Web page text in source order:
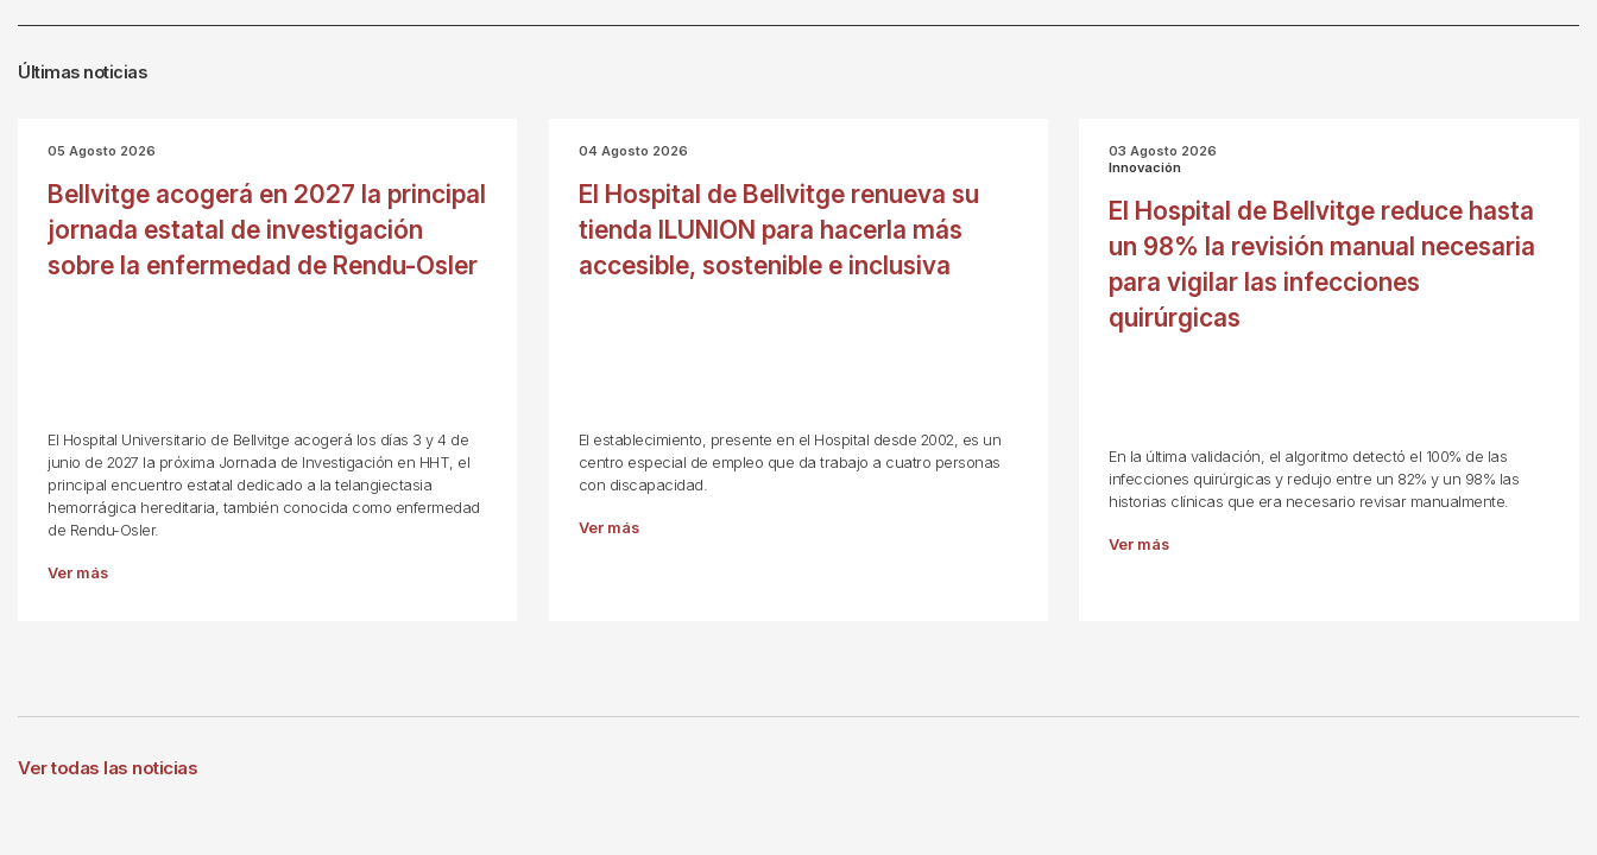
Últimas noticias
05 Agosto 2026
Bellvitge acogerá en 2027 la principal
jornada estatal de investigación
sobre la enfermedad de Rendu-Osler
El Hospital Universitario de Bellvitge acogerá los días 3 y 4 de
junio de 2027 la próxima Jornada de Investigación en HHT, el
principal encuentro estatal dedicado a la telangiectasia
hemorrágica hereditaria, también conocida como enfermedad
de Rendu-Osler.
Ver más
04 Agosto 2026
El Hospital de Bellvitge renueva su
tienda ILUNION para hacerla más
accesible, sostenible e inclusiva
El establecimiento, presente en el Hospital desde 2002, es un
centro especial de empleo que da trabajo a cuatro personas
con discapacidad.
Ver más
03 Agosto 2026
Innovación
El Hospital de Bellvitge reduce hasta
un 98% la revisión manual necesaria
para vigilar las infecciones
quirúrgicas
En la última validación, el algoritmo detectó el 100% de las
infecciones quirúrgicas y redujo entre un 82% y un 98% las
historias clínicas que era necesario revisar manualmente.
Ver más
Ver todas las noticias